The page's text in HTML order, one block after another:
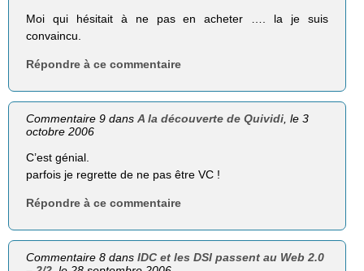
Moi qui hésitait à ne pas en acheter …. la je suis
convaincu.
Répondre à ce commentaire
Commentaire 9 dansA la découverte de Quividi , le 3
octobre 2006
C’est génial.
parfois je regrette de ne pas être VC !
Répondre à ce commentaire
Commentaire 8 dansIDC et les DSI passent au Web 2.0